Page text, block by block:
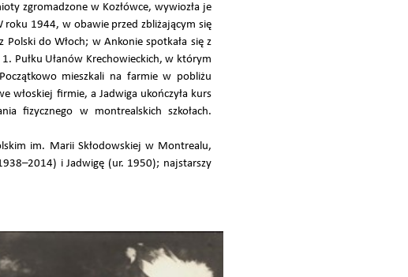
zgromadzone w Kozłówce, wywiozła je
1944, w obawie przed zbliżającym się
do Włoch; w Ankonie spotkała się z
Pułku Ułanów Krechowieckich, w którym
mieszkali na farmie w pobliżu
włoskiej firmie, a Jadwiga ukończyła kurs
fizycznego w montrealskich szkołach.
im. Marii Skłodowskiej w Montrealu,
i Jadwigę (ur. 1950); najstarszy